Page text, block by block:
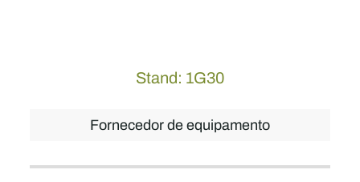
Stand: 1G30
Fornecedor de equipamento